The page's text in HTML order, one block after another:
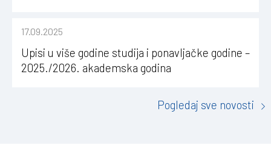
17.09.2025
Upisi u više godine studija i ponavljačke godine –
2025./2026. akademska godina
Pogledaj sve novosti